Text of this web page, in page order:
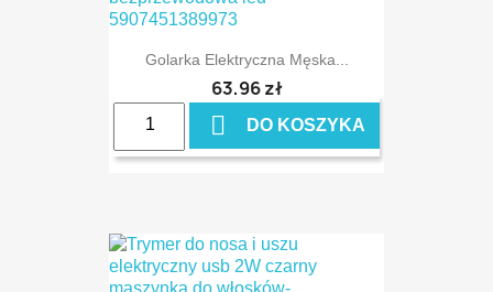
Golarka Elektryczna Męska...
63,96 zł
 DO KOSZYKA